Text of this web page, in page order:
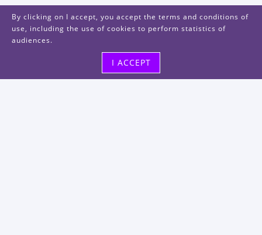
By clicking on I accept, you accept the terms and conditions of
use, including the use of cookies to perform statistics of
audiences.
I ACCEPT